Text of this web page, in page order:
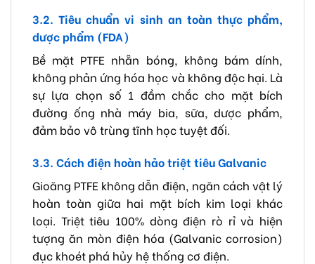
3.2. Tiêu chuẩn vi sinh an toàn thực phẩm,
dược phẩm (FDA)
Bề mặt PTFE nhẵn bóng, không bám dính,
không phản ứng hóa học và không độc hại. Là
sự lựa chọn số 1 đầm chắc cho mặt bích
đường ống nhà máy bia, sữa, dược phẩm,
đảm bảo vô trùng tĩnh học tuyệt đối.
3.3. Cách điện hoàn hảo triệt tiêu Galvanic
Gioăng PTFE không dẫn điện, ngăn cách vật lý
hoàn toàn giữa hai mặt bích kim loại khác
loại. Triệt tiêu 100% dòng điện rò rỉ và hiện
tượng ăn mòn điện hóa (Galvanic corrosion)
đục khoét phá hủy hệ thống cơ điện.